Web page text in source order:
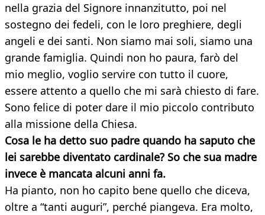
nella grazia del Signore innanzitutto, poi nel
sostegno dei fedeli, con le loro preghiere, degli
angeli e dei santi. Non siamo mai soli, siamo una
grande famiglia. Quindi non ho paura, farò del
mio meglio, voglio servire con tutto il cuore,
essere attento a quello che mi sarà chiesto di fare.
Sono felice di poter dare il mio piccolo contributo
alla missione della Chiesa.
Cosa le ha detto suo padre quando ha saputo che
lei sarebbe diventato cardinale? So che sua madre
invece è mancata alcuni anni fa.
Ha pianto, non ho capito bene quello che diceva,
oltre a “tanti auguri”, perché piangeva. Era molto,